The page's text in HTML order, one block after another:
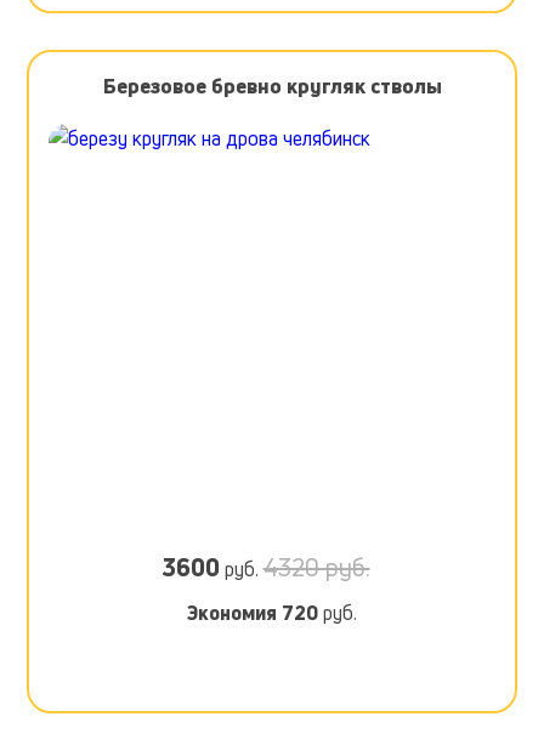
Березовое бревно кругляк стволы
3600 руб.4320 руб.
Экономия 720руб.